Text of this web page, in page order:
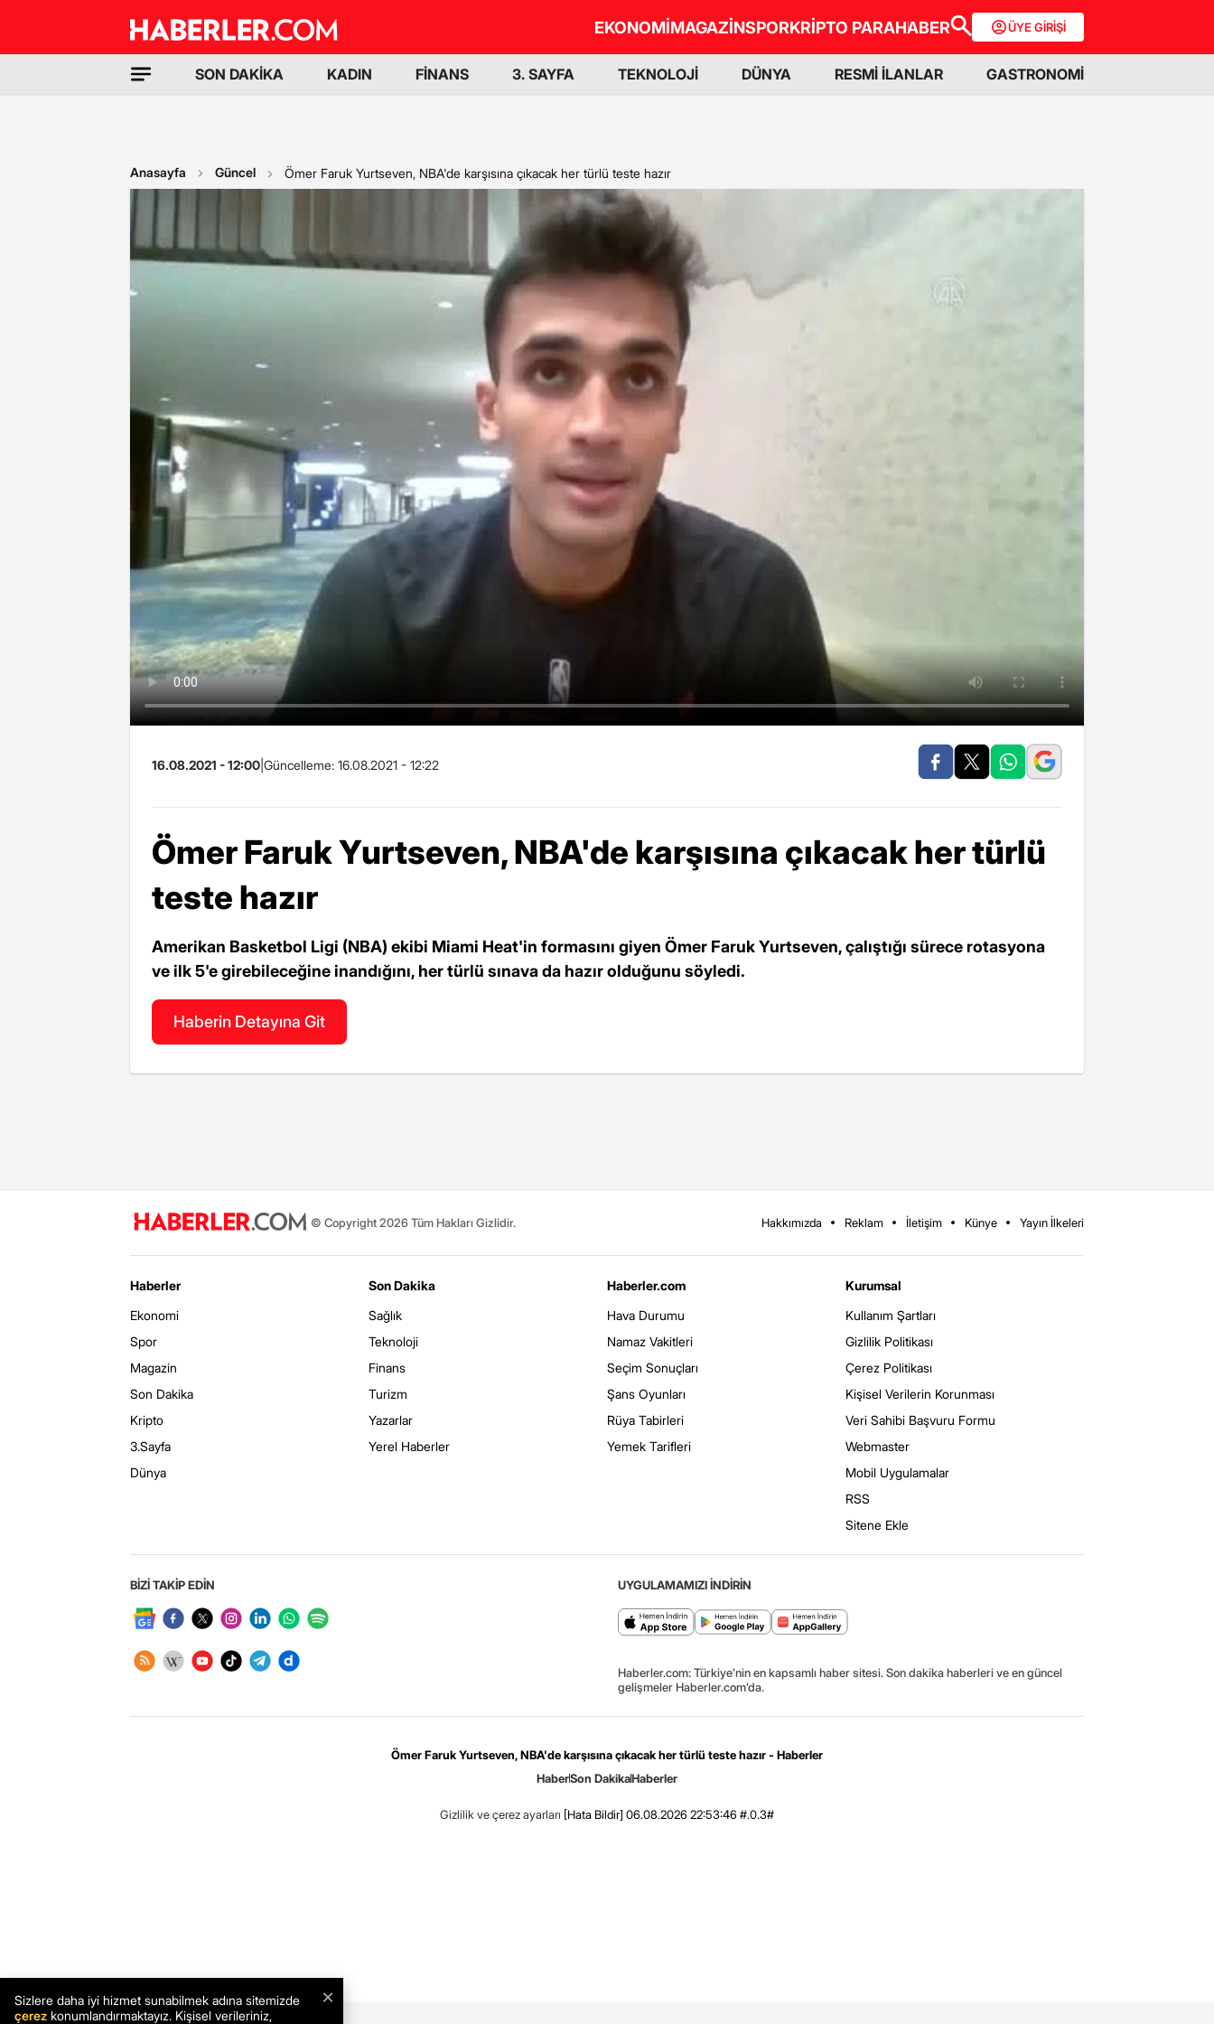
EKONOMİMAGAZİNSPORKRİPTO PARAHABER ÜYE GİRİŞİ
SON DAKİKA KADIN FİNANS 3. SAYFA TEKNOLOJİ DÜNYA RESMİ İLANLAR GASTRONOMİ
Anasayfa Güncel Ömer Faruk Yurtseven, NBA'de karşısına çıkacak her türlü teste hazır
16.08.2021 - 12:00 Güncelleme: 16.08.2021 - 12:22
Ömer Faruk Yurtseven, NBA'de karşısına çıkacak her türlü
teste hazır
Amerikan Basketbol Ligi (NBA) ekibi Miami Heat'in formasını giyen Ömer Faruk Yurtseven, çalıştığı sürece rotasyona
ve ilk 5'e girebileceğine inandığını, her türlü sınava da hazır olduğunu söyledi.
Haberin Detayına Git
© Copyright 2026 Tüm Hakları Gizlidir. Hakkımızda Reklam İletişim Künye Yayın İlkeleri
Haberler
Ekonomi
Spor
Magazin
Son Dakika
Kripto
3.Sayfa
Dünya
Son Dakika
Sağlık
Teknoloji
Finans
Turizm
Yazarlar
Yerel Haberler
Haberler.com
Hava Durumu
Namaz Vakitleri
Seçim Sonuçları
Şans Oyunları
Rüya Tabirleri
Yemek Tarifleri
Kurumsal
Kullanım Şartları
Gizlilik Politikası
Çerez Politikası
Kişisel Verilerin Korunması
Veri Sahibi Başvuru Formu
Webmaster
Mobil Uygulamalar
RSS
Sitene Ekle
BİZİ TAKİP EDİN UYGULAMAMIZI İNDİRİN
Haberler.com: Türkiye’nin en kapsamlı haber sitesi. Son dakika haberleri ve en güncel
gelişmeler Haberler.com’da.
Ömer Faruk Yurtseven, NBA'de karşısına çıkacak her türlü teste hazır - Haberler
HaberSon DakikaHaberler
Gizlilik ve çerez ayarları [Hata Bildir] 06.08.2026 22:53:46 #.0.3#
×
Sizlere daha iyi hizmet sunabilmek adına sitemizde
çerez konumlandırmaktayız. Kişisel verileriniz,